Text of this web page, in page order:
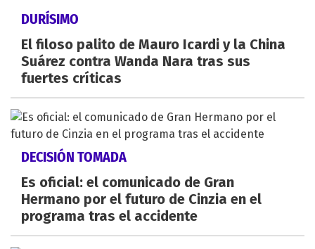
DURÍSIMO
El filoso palito de Mauro Icardi y la China
Suárez contra Wanda Nara tras sus
fuertes críticas
DECISIÓN TOMADA
Es oficial: el comunicado de Gran
Hermano por el futuro de Cinzia en el
programa tras el accidente